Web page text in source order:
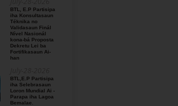
BTL, E.P Partisipa
iha Konsultasaun
Téknika no
Validasaun Finál
Nível Nasionál
kona-bá Proposta
Dekretu Lei ba
Fortifikasaun Ai-
han
BTL,E.P Partisipa
iha Selebrasaun
Loron Mundial Ai -
Parapa iha Lagoa
Bemalae.